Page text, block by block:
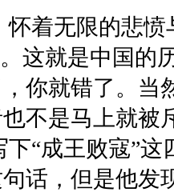
着无限的悲愤
这就是中国的
你就错了。当
不是马上就被
下“成王败寇”
话，但是他发